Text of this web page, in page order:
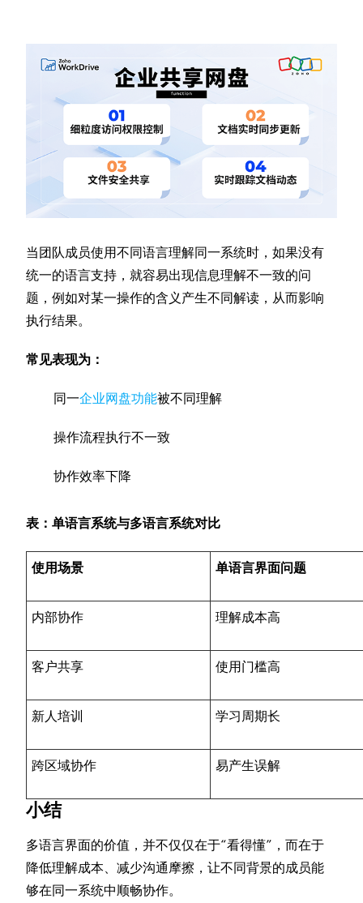
当团队成员使用不同语言理解同一系统时，如果没有
统一的语言支持，就容易出现信息理解不一致的问
题，例如对某一操作的含义产生不同解读，从而影响
执行结果。
常见表现为：
同一企业网盘功能被不同理解
操作流程执行不一致
协作效率下降
表：单语言系统与多语言系统对比
使用场景 单语言界面问题
内部协作 理解成本高
客户共享 使用门槛高
新人培训 学习周期长
跨区域协作 易产生误解
小结
多语言界面的价值，并不仅仅在于“看得懂”，而在于
降低理解成本、减少沟通摩擦，让不同背景的成员能
够在同一系统中顺畅协作。